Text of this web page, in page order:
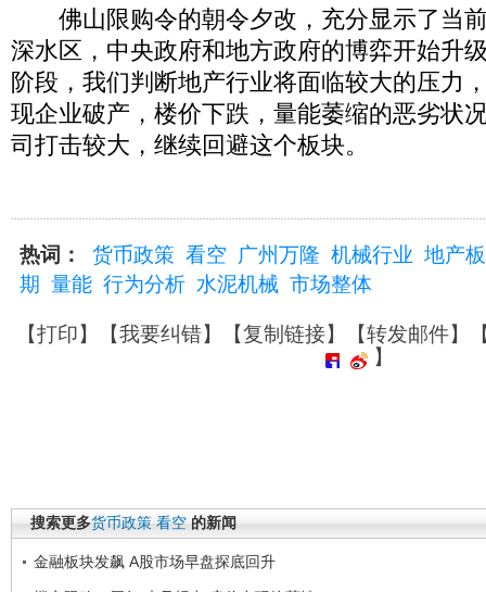
佛山限购令的朝令夕改，充分显示了当
深水区，中央政府和地方政府的博弈开始升
阶段，我们判断地产行业将面临较大的压力
现企业破产，楼价下跌，量能萎缩的恶劣状
司打击较大，继续回避这个板块。
热词： 货币政策 看空 广州万隆 机械行业 地产
期 量能 行为分析 水泥机械 市场整体
【打印】【我要纠错】【复制链接】【转发邮件】
】
搜索更多货币政策 看空 的新闻
金融板块发飙 A股市场早盘探底回升